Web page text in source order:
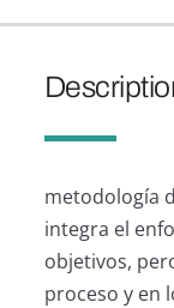
metodología
integra el
objetivos,
proceso y en